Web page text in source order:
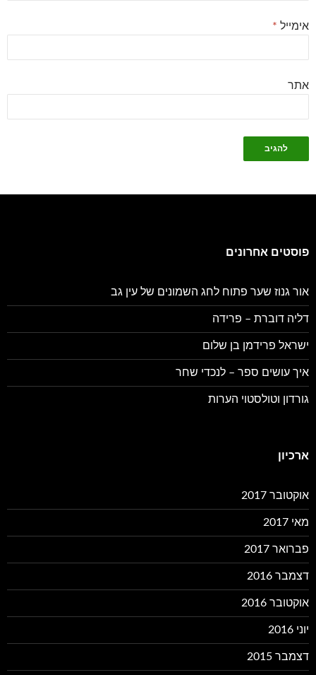
אימייל *
אתר
פוסטים אחרונים
אור גנוז שער פתוח לחג השמונים של עין גב
דליה דוברת – פרידה
ישראל פרידמן בן שלום
איך עושים ספר – לנכדי שחר
גורדון וטולסטוי הערות
ארכיון
אוקטובר 2017
מאי 2017
פברואר 2017
דצמבר 2016
אוקטובר 2016
יוני 2016
דצמבר 2015